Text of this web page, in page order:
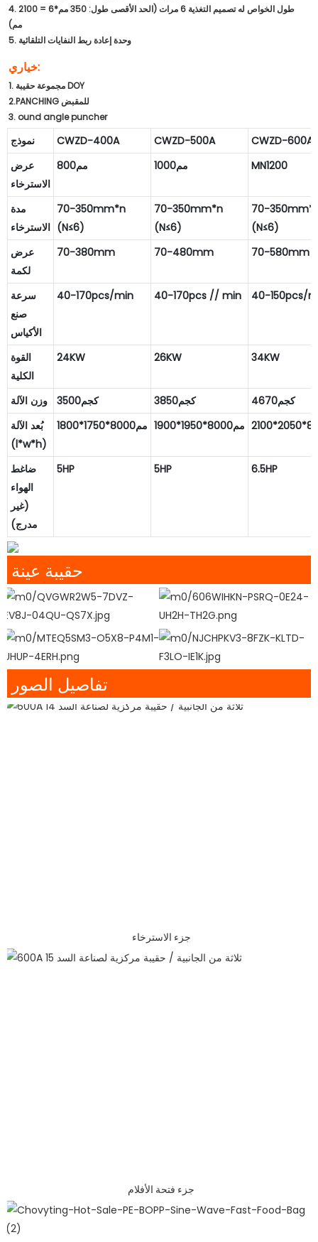
4. طول الخواص له تصميم التغذية 6 مرات (الحد الأقصى طول: 350 مم*6 = 2100
مم)
5. وحدة إعادة ربط النفايات التلقائية
خياري:
1. مجموعة حقيبة DOY
2.PANCHING للمقبض
3. ound angle puncher
نموذج CWZD-400A CWZD-500A
CWZD-600A
عرض
الاسترخاء
مم800 مم1000 MN1200
مدة
الاسترخاء
70-350mm*n
(N≤6)
70-350mm*n
(N≤6)
70-
(N≤6)
عرض
لكمة
70-380mm 70-480mm 70-580mm
سرعة
صنع
الأكياس
40-170pcs/min 40-170pcs // min 40-150pcs/
القوة
الكلية
24KW 26KW 34KW
وزن الآلة كجم3500 كجم3850
كجم4670
بُعد الآلة
(l*w*h)
مم8000*1750*1800 مم8000*1950*1900
ضاغط
الهواء
(غير
مدرج)
5HP 5HP 6.5HP
حقيبة عينة
تفاصيل الصور
جزء الاسترخاء
جزء فتحة الأفلام